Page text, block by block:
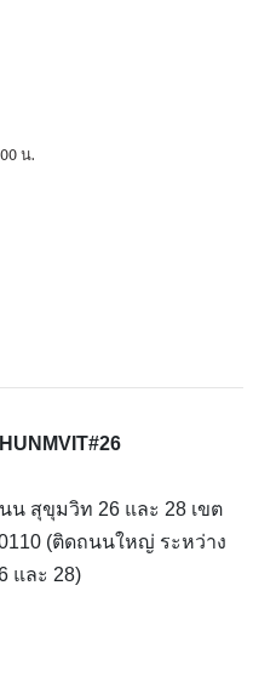
น.
น สุขุมวิท 26 และ 28 เขต
(ติดถนนใหญ่ ระหว่าง
และ 28)